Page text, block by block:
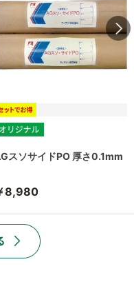
スソサイドPO 厚さ0.1mm
8,980